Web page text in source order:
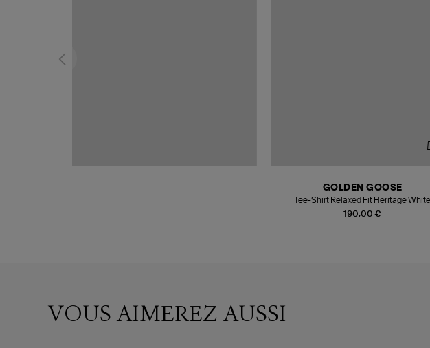
190,00 €
GOLDEN GOOSE
Tee-Shirt Relaxed Fit Heritage White
VOUS AIMEREZ AUSSI